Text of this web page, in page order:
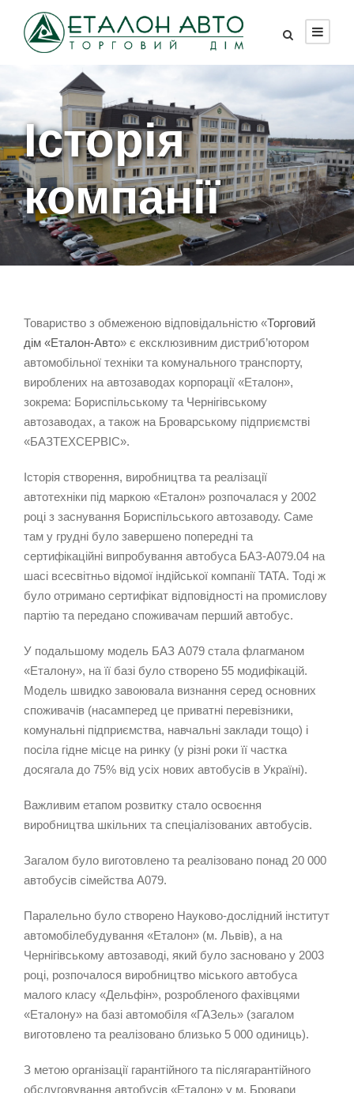
Історія
компанії
Товариство з обмеженою відповідальністю «Торговий
дім «Еталон-Авто» є ексклюзивним дистриб’ютором
автомобільної техніки та комунального транспорту,
вироблених на автозаводах корпорації «Еталон»,
зокрема: Бориспільському та Чернігівському
автозаводах, а також на Броварському підприємстві
«БАЗТЕХСЕРВІС».
Історія створення, виробництва та реалізації
автотехніки під маркою «Еталон» розпочалася у 2002
році з заснування Бориспільського автозаводу. Саме
там у грудні було завершено попередні та
сертифікаційні випробування автобуса БАЗ-А079.04 на
шасі всесвітньо відомої індійської компанії TATA. Тоді ж
було отримано сертифікат відповідності на промислову
партію та передано споживачам перший автобус.
У подальшому модель БАЗ А079 стала флагманом
«Еталону», на її базі було створено 55 модифікацій.
Модель швидко завоювала визнання серед основних
споживачів (насамперед це приватні перевізники,
комунальні підприємства, навчальні заклади тощо) і
посіла гідне місце на ринку (у різні роки її частка
досягала до 75% від усіх нових автобусів в Україні).
Важливим етапом розвитку стало освоєння
виробництва шкільних та спеціалізованих автобусів.
Загалом було виготовлено та реалізовано понад 20 000
автобусів сімейства А079.
Паралельно було створено Науково-дослідний інститут
автомобілебудування «Еталон» (м. Львів), а на
Чернігівському автозаводі, який було засновано у 2003
році, розпочалося виробництво міського автобуса
малого класу «Дельфін», розробленого фахівцями
«Еталону» на базі автомобіля «ГАЗель» (загалом
виготовлено та реалізовано близько 5 000 одиниць).
З метою організації гарантійного та післягарантійного
обслуговування автобусів «Еталон» у м. Бровари